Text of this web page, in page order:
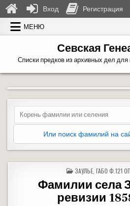
Перейти к содержимому
МЕНЮ
Севская
Списки предков из архивных дел для
Search for:
Или поиск фамилий на
ОПУБЛИКОВАНО В
ЗАУЛЬЕ ГАБО Ф.121
Фамилии села
ревизии
Вход Регистрация